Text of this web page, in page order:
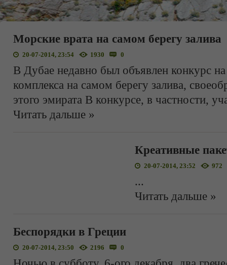
Морские врата на самом берегу залива
20-07-2014, 23:54 1930 0
В Дубае недавно был объявлен конкурс
комплекса на самом берегу залива,
этого эмирата В конкурсе, в частности,
Читать дальше »
Креативные
20-07-2014, 23:52 972
...
Читать дальше »
Беспорядки в Греции
20-07-2014, 23:50 2196 0